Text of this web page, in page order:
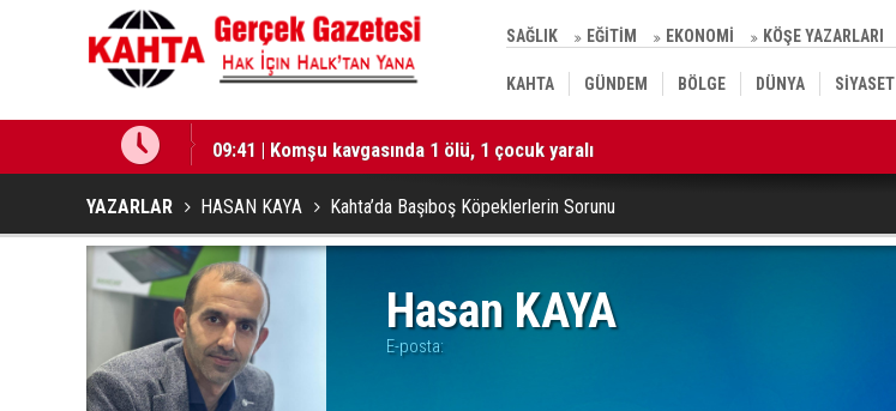
SAĞLIK EĞİTİM EKONOMİ KÖŞE YAZARLARI
KAHTA GÜNDEM BÖLGE DÜNYA SİYASET
09:41 | Komşu kavgasında 1 ölü, 1 çocuk yaralı
YAZARLAR HASAN KAYA Kahta’da Başıboş Köpeklerlerin Sorunu
Hasan KAYA
E-posta: